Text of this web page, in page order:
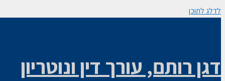
לדלג לתוכן
דגן רותם, עורך דין ונוטריון